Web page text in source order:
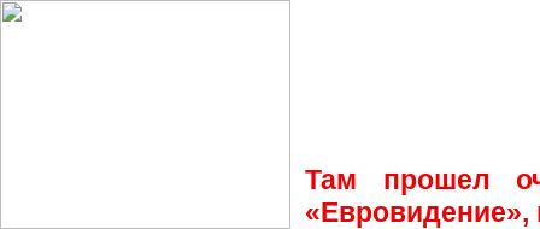
Там прошел
«Евровидение»,